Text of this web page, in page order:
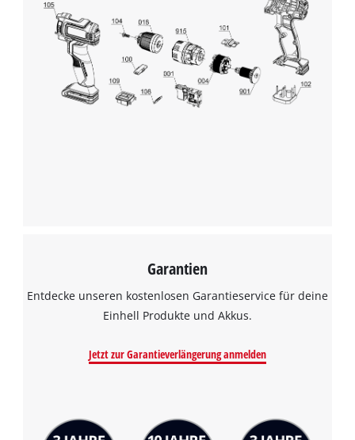
Garantien
Entdecke unseren kostenlosen Garantieservice für deine
Einhell Produkte und Akkus.
Jetzt zur Garantieverlängerung anmelden